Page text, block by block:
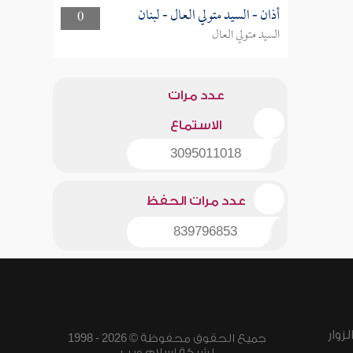
0
أذان - السيد متولي العال - لبنان
السيد متولي العال
عدد مرات
الاستماع
3095011018
عدد مرات الحفظ
839796853
جميع الحقوق محفوظة © 2026 - 1998